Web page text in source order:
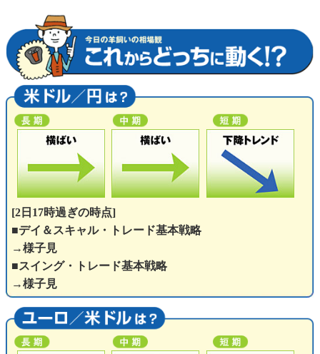
[2日17時過ぎの時点]
■デイ＆スキャル・トレード基本戦略
→様子見
■スイング・トレード基本戦略
→様子見